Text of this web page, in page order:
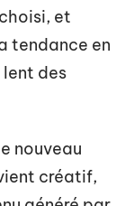
et
tendance en
lent des
nouveau
créatif,